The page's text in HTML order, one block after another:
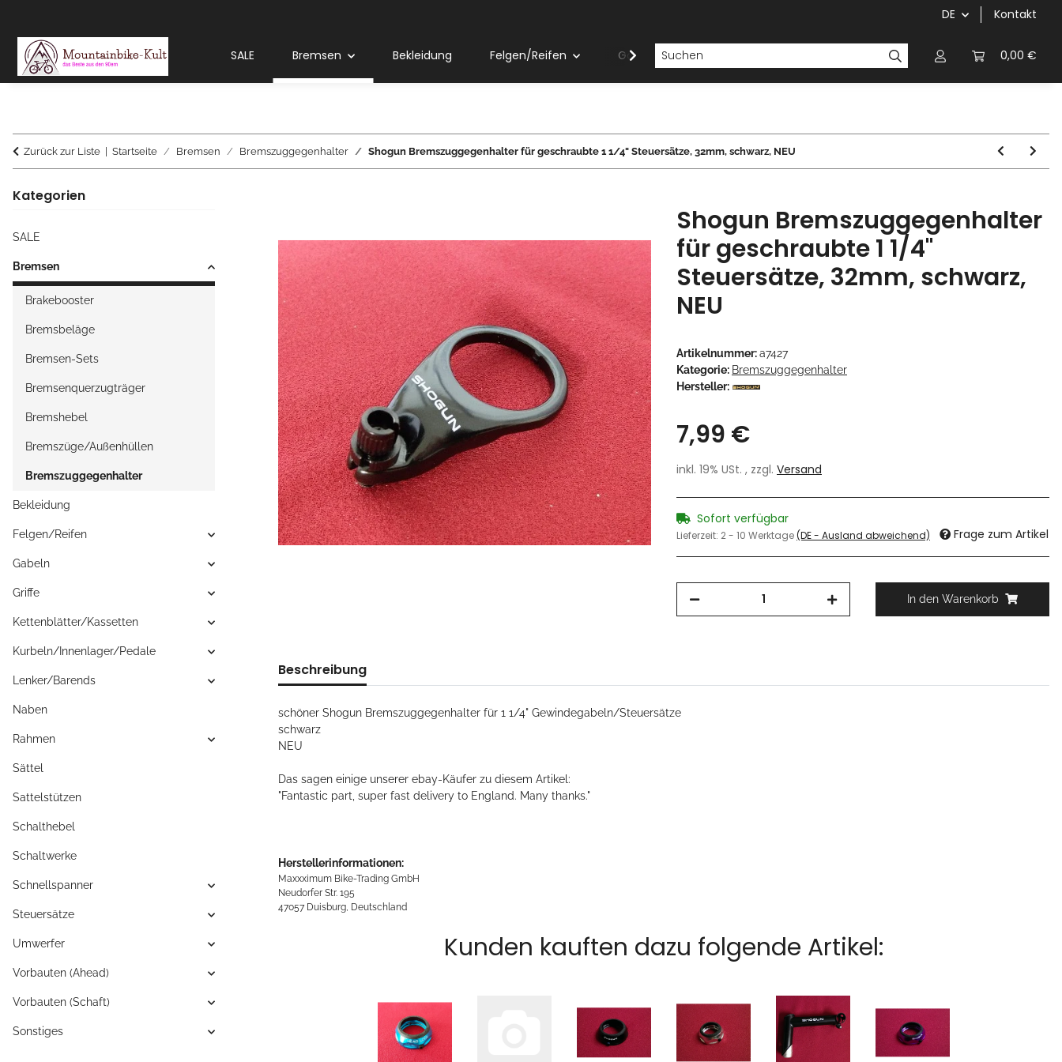
DE Kontakt
0,00 €
SALE Bremsen Bekleidung Felgen/Reifen Gabeln Kettenblätter/Kassetten Kurbeln/
Zurück zur Liste Startseite Bremsen Bremszuggegenhalter Shogun Bremszuggegenhalter für geschraubte 1 1/4" Steuersätze, 32mm, schwarz, NEU
Shogun Bremszuggegenhalter
für geschraubte 1 1/4"
Steuersätze, 32mm, schwarz,
NEU
Artikelnummer:a7427
Kategorie: Bremszuggegenhalter
Hersteller:
7,99 €
inkl. 19% USt. , zzgl. Versand
Sofort verfügbar
Lieferzeit: 2 - 10 Werktage(DE - Ausland abweichend) Frage zum Artikel
In den Warenkorb
Beschreibung
schöner Shogun Bremszuggegenhalter für 1 1/4" Gewindegabeln/Steuersätze
schwarz
NEU
Das sagen einige unserer ebay-Käufer zu diesem Artikel:
"Fantastic part, super fast delivery to England. Many thanks."
Herstellerinformationen:
Maxxximum Bike-Trading GmbH
Neudorfer Str. 195
47057 Duisburg, Deutschland
Kunden kauften dazu folgende Artikel:
Kategorien
SALE
Bremsen
Brakebooster
Bremsbeläge
Bremsen-Sets
Bremsenquerzugträger
Bremshebel
Bremszüge/Außenhüllen
Bremszuggegenhalter
Bekleidung
Felgen/Reifen
Gabeln
Griffe
Kettenblätter/Kassetten
Kurbeln/Innenlager/Pedale
Lenker/Barends
Naben
Rahmen
Sättel
Sattelstützen
Schalthebel
Schaltwerke
Schnellspanner
Steuersätze
Umwerfer
Vorbauten (Ahead)
Vorbauten (Schaft)
Sonstiges